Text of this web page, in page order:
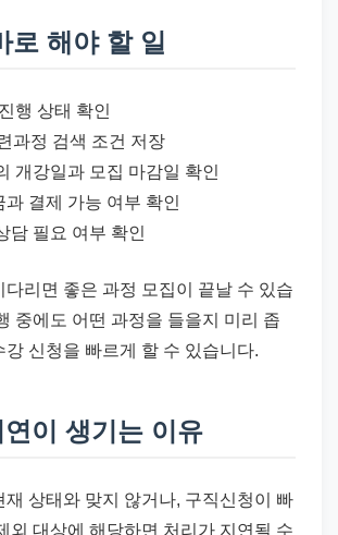
로 해야 할 일
행 상태 확인
과정 검색 조건 저장
개강일과 모집 마감일 확인
과 결제 가능 여부 확인
담 필요 여부 확인
다리면 좋은 과정 모집이 끝날 수 있습
중에도 어떤 과정을 들을지 미리 좁
강 신청을 빠르게 할 수 있습니다.
이 생기는 이유
재 상태와 맞지 않거나, 구직신청이 빠
외 대상에 해당하면 처리가 지연될 수